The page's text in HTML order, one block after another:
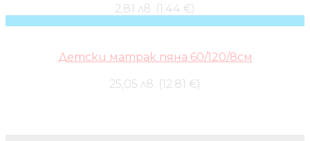
2,81 лв. (1.44 €)
Детски матрак пяна 60/120/8см
25,05 лв. (12.81 €)